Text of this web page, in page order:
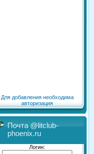
Для добавления необходима
авторизация
Почта @litclub-
phoenix.ru
Логин: